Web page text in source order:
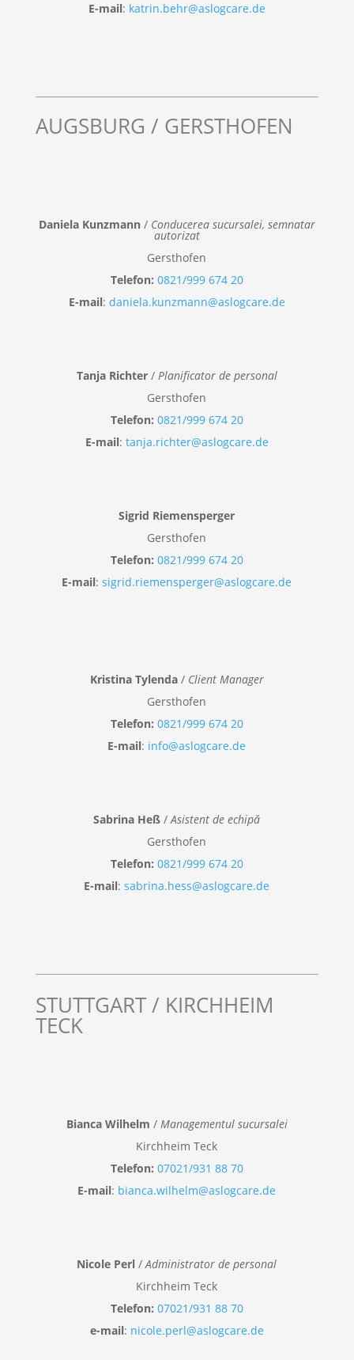
E-mail: katrin.behr@aslogcare.de
AUGSBURG / GERSTHOFEN
Daniela Kunzmann / Conducerea sucursalei, semnatar
autorizat
Gersthofen
Telefon: 0821/999 674 20
E-mail: daniela.kunzmann@aslogcare.de
Tanja Richter/ Planificator de personal
Gersthofen
Telefon: 0821/999 674 20
E-mail: tanja.richter@aslogcare.de
Sigrid Riemensperger
Gersthofen
Telefon: 0821/999 674 20
E-mail:sigrid.riemensperger@aslogcare.de
Kristina Tylenda/ Client Manager
Gersthofen
Telefon: 0821/999 674 20
E-mail: info@aslogcare.de
Sabrina Heß /Asistent de echipă
Gersthofen
Telefon: 0821/999 674 20
E-mail:sabrina.hess@aslogcare.de
STUTTGART / KIRCHHEIM
TECK
Bianca Wilhelm / Managementul sucursalei
Kirchheim Teck
Telefon: 07021/931 88 70
E-mail: bianca.wilhelm@aslogcare.de
Nicole Perl /Administrator de personal
Kirchheim Teck
Telefon: 07021/931 88 70
e-mail: nicole.perl@aslogcare.de